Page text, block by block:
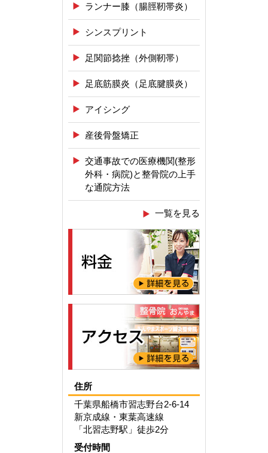
ランナー膝（腸脛靭帯炎）
シンスプリント
足関節捻挫（外側靭帯）
足底筋膜炎（足底腱膜炎）
アイシング
産後骨盤矯正
交通事故での医療機関(整形
外科・病院)と整骨院の上手
な通院方法
一覧を見る
住所
千葉県船橋市習志野台2-6-14
新京成線・東葉高速線
「北習志野駅」徒歩2分
受付時間